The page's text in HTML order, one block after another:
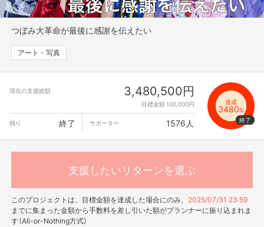
つぼみ大革命が最後に感謝を伝えたい
アート・写真
現在の支援総額 3,480,500円
目標金額 100,000円 達成
3480%
残り
終了 サポーター 1576人
支援したいリターンを選ぶ
このプロジェクトは、目標金額を達成した場合にのみ、 2025/07/31 23:59
までに集まった金額から手数料を差し引いた額がプランナーに振り込まれま
す（All-or-Nothing方式）